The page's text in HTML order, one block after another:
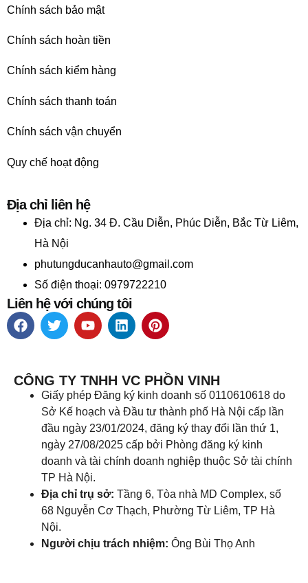
Chính sách bảo mật
Chính sách hoàn tiền
Chính sách kiểm hàng
Chính sách thanh toán
Chính sách vận chuyển
Quy chế hoạt động
Địa chỉ liên hệ
Địa chỉ: Ng. 34 Đ. Cầu Diễn, Phúc Diễn, Bắc Từ Liêm,
Hà Nội
phutungducanhauto@gmail.com
Số điện thoại: 0979722210
Liên hệ với chúng tôi
CÔNG TY TNHH VC PHỒN VINH
Giấy phép Đăng ký kinh doanh số 0110610618 do
Sở Kế hoạch và Đầu tư thành phố Hà Nội cấp lần
đầu ngày 23/01/2024, đăng ký thay đổi lần thứ 1,
ngày 27/08/2025 cấp bởi Phòng đăng ký kinh
doanh và tài chính doanh nghiệp thuộc Sở tài chính
TP Hà Nội.
Địa chỉ trụ sở: Tầng 6, Tòa nhà MD Complex, số
68 Nguyễn Cơ Thạch, Phường Từ Liêm, TP Hà
Nội.
Người chịu trách nhiệm: Ông Bùi Thọ Anh